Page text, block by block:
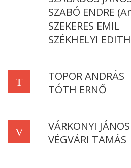
SZABÓ ENDRE
SZEKERES EMIL
SZÉKHELYI EDITH
T
TOPOR ANDRÁS
TÓTH ERNŐ
V
VÁRKONYI JÁNOS
VÉGVÁRI TAMÁS